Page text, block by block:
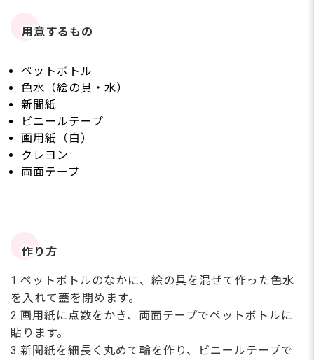
用意するもの
ペットボトル
色水（絵の具・水）
新聞紙
ビニールテープ
画用紙（白）
クレヨン
両面テープ
作り方
1.ペットボトルのなかに、絵の具を混ぜて作った色水
を入れて蓋を閉めます。
2.画用紙に点数をかき、両面テープでペットボトルに
貼ります。
3.新聞紙を細長く丸めて輪を作り、ビニールテープで